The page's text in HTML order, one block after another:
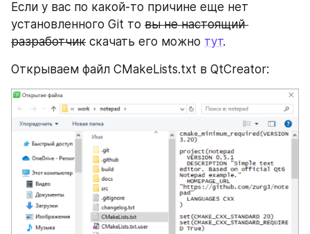
Если у вас по какой-то причине еще нет
установленного Git то вы не настоящий
разработчик скачать его можно тут.
Открываем файл CMakeLists.txt в QtCreator: